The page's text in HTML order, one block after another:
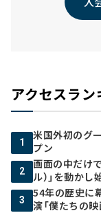
アクセスラン
1
米国外初のグ
プン
2
画面の中だけ
ル）」を動かし
3
54年の歴史に
演「僕たちの